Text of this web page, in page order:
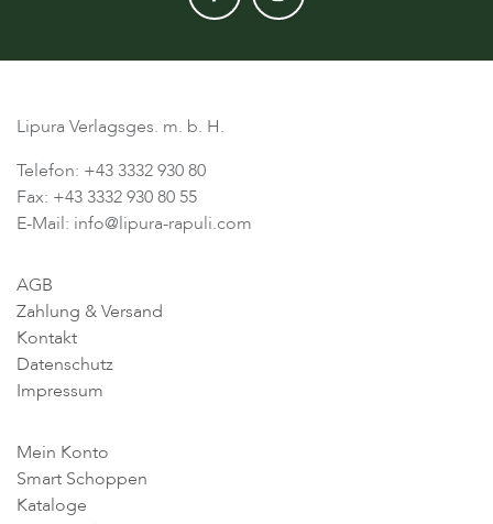
Lipura Verlagsges. m. b. H.
Telefon: +43 3332 930 80
Fax: +43 3332 930 80 55
E-Mail: info@lipura-rapuli.com
AGB
Zahlung & Versand
Kontakt
Datenschutz
Impressum
Mein Konto
Smart Schoppen
Kataloge